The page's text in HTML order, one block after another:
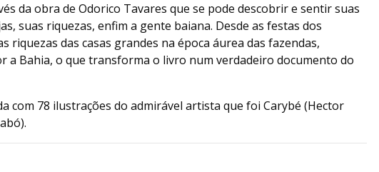
da obra de Odorico Tavares que se pode descobrir e sentir suas
suas riquezas, enfim a gente baiana. Desde as festas dos
riquezas das casas grandes na época áurea das fazendas,
a Bahia, o que transforma o livro num verdadeiro documento do
com 78 ilustrações do admirável artista que foi Carybé (Hector